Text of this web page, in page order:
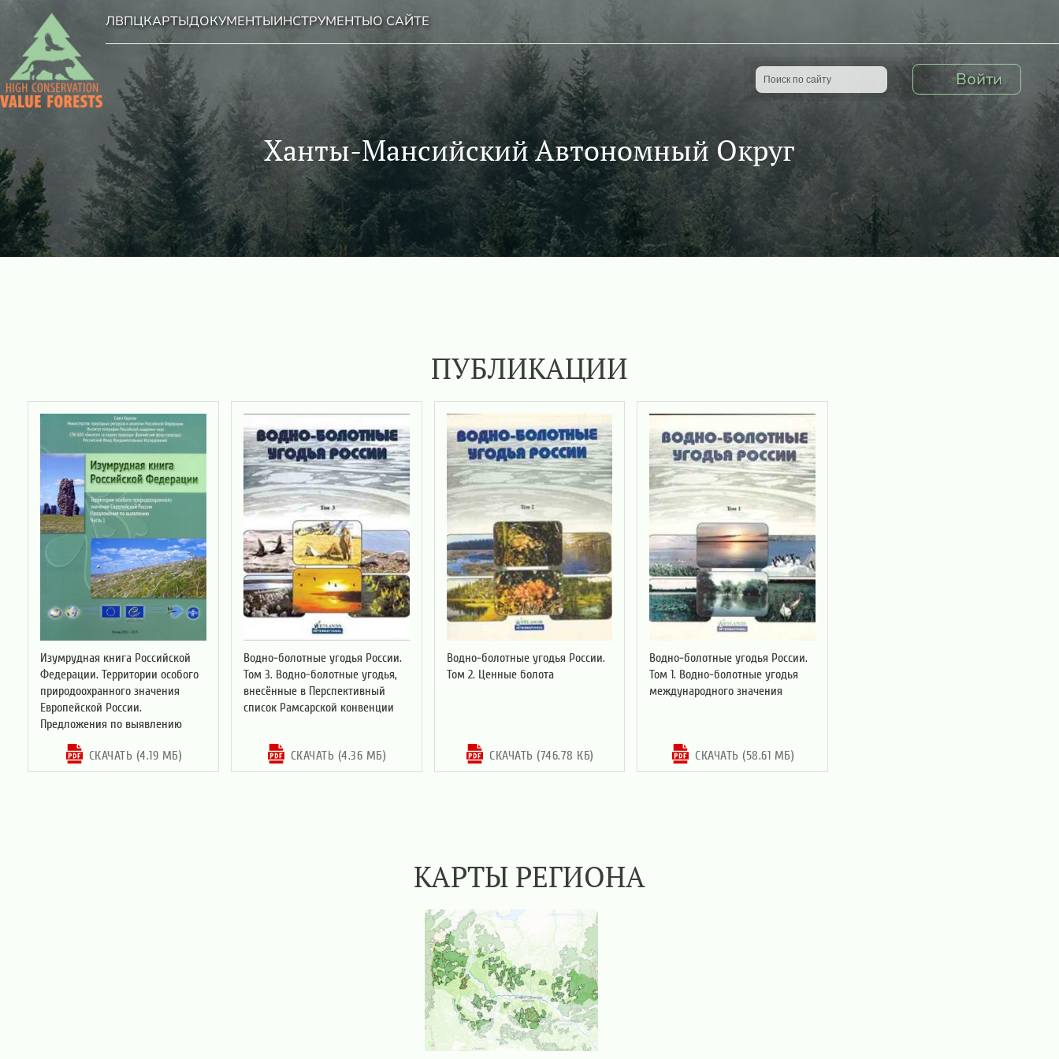
ЛВПЦКАРТЫДОКУМЕНТЫИНСТРУМЕНТЫО САЙТЕ
Войти
Ханты-Мансийский Автономный Округ
ПУБЛИКАЦИИ
Изумрудная книга Российской
Федерации. Территории особого
природоохранного значения
Европейской России.
Предложения по выявлению
СКАЧАТЬ (4.19 МБ)
Водно-болотные угодья России.
Том 3. Водно-болотные угодья,
внесённые в Перспективный
список Рамсарской конвенции
СКАЧАТЬ (4.36 МБ)
Водно-болотные угодья России.
Том 2. Ценные болота
СКАЧАТЬ (746.78 КБ)
Водно-болотные угодья России.
Том 1. Водно-болотные угодья
международного значения
СКАЧАТЬ (58.61 МБ)
КАРТЫ РЕГИОНА